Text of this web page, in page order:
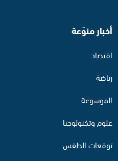
أخبار منوّعة
اقتصاد
رياضة
الموسوعة
علوم وتكنولوجيا
توقعات الطقس